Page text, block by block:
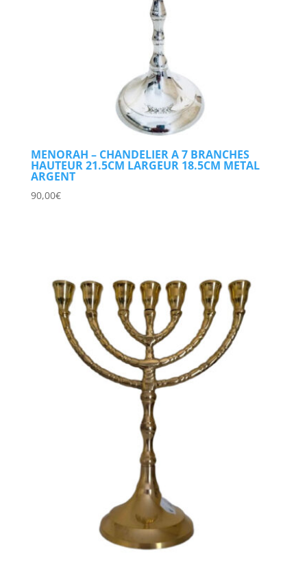
MENORAH – CHANDELIER A 7 BRANCHES
HAUTEUR 21.5CM LARGEUR 18.5CM METAL
ARGENT
90,00€